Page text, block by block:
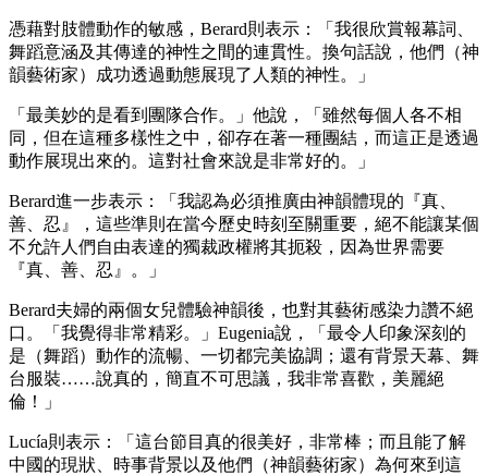
憑藉對肢體動作的敏感，Berard則表示：「我很欣賞報幕詞、
舞蹈意涵及其傳達的神性之間的連貫性。換句話說，他們（神
韻藝術家）成功透過動態展現了人類的神性。」
「最美妙的是看到團隊合作。」他說，「雖然每個人各不相
同，但在這種多樣性之中，卻存在著一種團結，而這正是透過
動作展現出來的。這對社會來說是非常好的。」
Berard進一步表示：「我認為必須推廣由神韻體現的『真、
善、忍』，這些準則在當今歷史時刻至關重要，絕不能讓某個
不允許人們自由表達的獨裁政權將其扼殺，因為世界需要
『真、善、忍』。」
Berard夫婦的兩個女兒體驗神韻後，也對其藝術感染力讚不絕
口。「我覺得非常精彩。」Eugenia說，「最令人印象深刻的
是（舞蹈）動作的流暢、一切都完美協調；還有背景天幕、舞
台服裝……說真的，簡直不可思議，我非常喜歡，美麗絕
倫！」
Lucía則表示：「這台節目真的很美好，非常棒；而且能了解
中國的現狀、時事背景以及他們（神韻藝術家）為何來到這